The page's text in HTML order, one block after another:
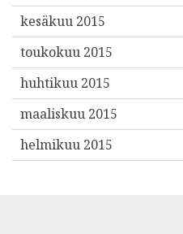
kesäkuu 2015
toukokuu 2015
huhtikuu 2015
maaliskuu 2015
helmikuu 2015